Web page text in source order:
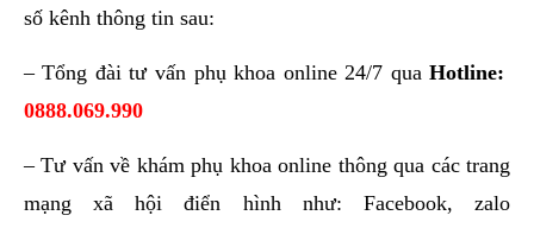
số kênh thông tin sau:
– Tổng đài tư vấn phụ khoa online 24/7 quaHotline:
0888.069.990
– Tư vấn về khám phụ khoa online thông qua các trang
mạng xã hội điển hình như: Facebook, zalo